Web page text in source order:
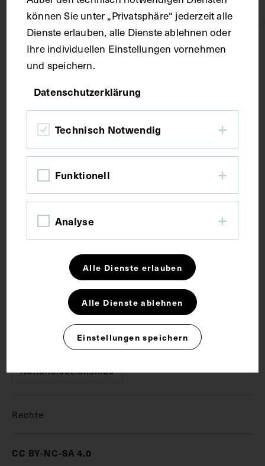
Karton
Technik
Bildmaß 13,6 x 8,7 cm
Bildmaß inkl. Untergrund 29,2 x 20,6 cm
Schlagwörter
Hals-Nasen-Ohren-Heilkunde
Nationalsozialismus
Rechte
CC BY-NC-SA 4.0
können Sie unter „Privatsphäre“ jederzeit alle
Dienste erlauben, alle Dienste ablehnen oder
Ihre individuellen Einstellungen vornehmen
und speichern.
Datenschutzerklärung
Technisch Notwendig
Funktionell
Analyse
Alle Dienste erlauben
Alle Dienste ablehnen
Einstellungen speichern